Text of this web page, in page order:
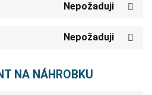
Nepožaduji
Nepožaduji
NA NÁHROBKU